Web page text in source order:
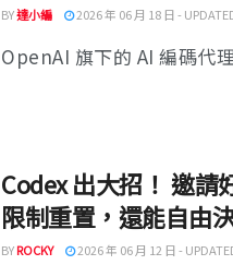
BY達小編 2026 年 06 月 18 日 -
OpenAI 旗下的 AI 編碼代
Codex 出大招！ 邀請
限制重置，還能自由
BYROCKY 2026 年 06 月 12 日 -